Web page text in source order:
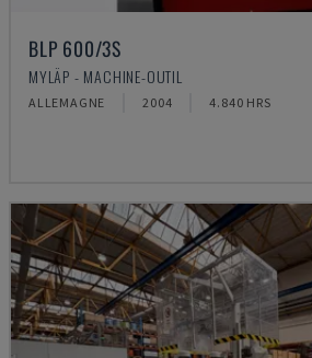
BLP 600/3S
MYLÄP - MACHINE-OUTIL
ALLEMAGNE 2004 4.840 HRS